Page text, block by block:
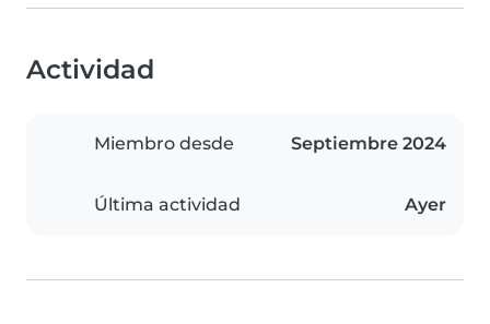
Actividad
Miembro desde Septiembre 2024
Última actividad Ayer